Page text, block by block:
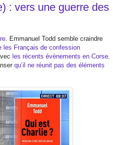
: vers une guerre des
. Emmanuel Todd semble craindre
les Français de confession
les récents évènements en Corse
qu’il ne réunit pas des éléments